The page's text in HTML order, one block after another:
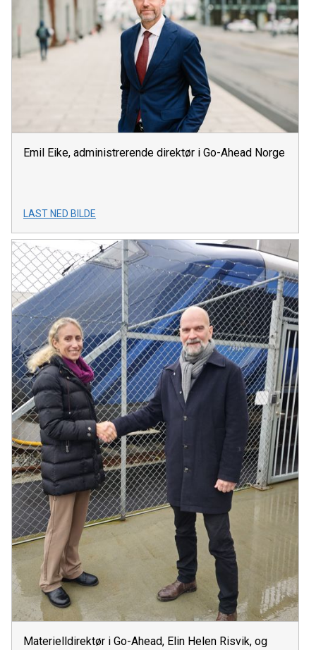
Emil Eike, administrerende direktør i Go-Ahead Norge
LAST NED BILDE
Materielldirektør i Go-Ahead, Elin Helen Risvik, og